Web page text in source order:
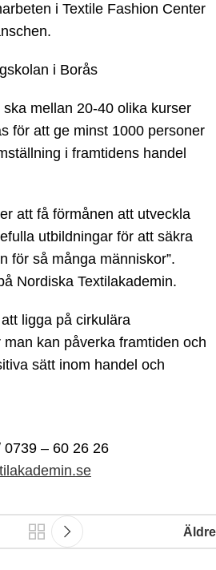
i Textile Fashion Center
i Borås
mellan 20-40 olika kurser
för att ge minst 1000 personer
i framtidens handel
att få förmånen att utveckla
utbildningar för att säkra
för så många människor”.
Nordiska Textilakademin.
ligga på cirkulära
kan påverka framtiden och
sätt inom handel och
0739 – 60 26 26
Äldre